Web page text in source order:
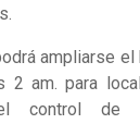
ampliarse
2 am. para
control de